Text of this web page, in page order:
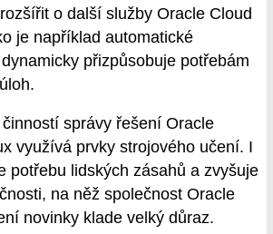
o další služby Oracle Cloud
je například automatické
přizpůsobuje potřebám
správy řešení Oracle
využívá prvky strojového učení. I
potřebu lidských zásahů a zvyšuje
na něž společnost Oracle
novinky klade velký důraz.